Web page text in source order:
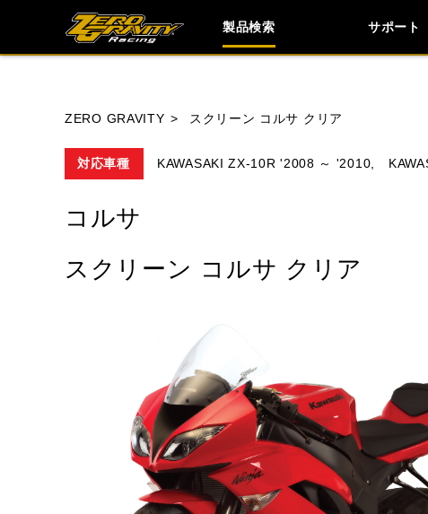
製品検索 サポート
ZERO GRAVITY スクリーン コルサ クリア
対応車種 KAWASAKI ZX-10R '2008 ～ '2010,
コルサ
スクリーン コルサ クリア